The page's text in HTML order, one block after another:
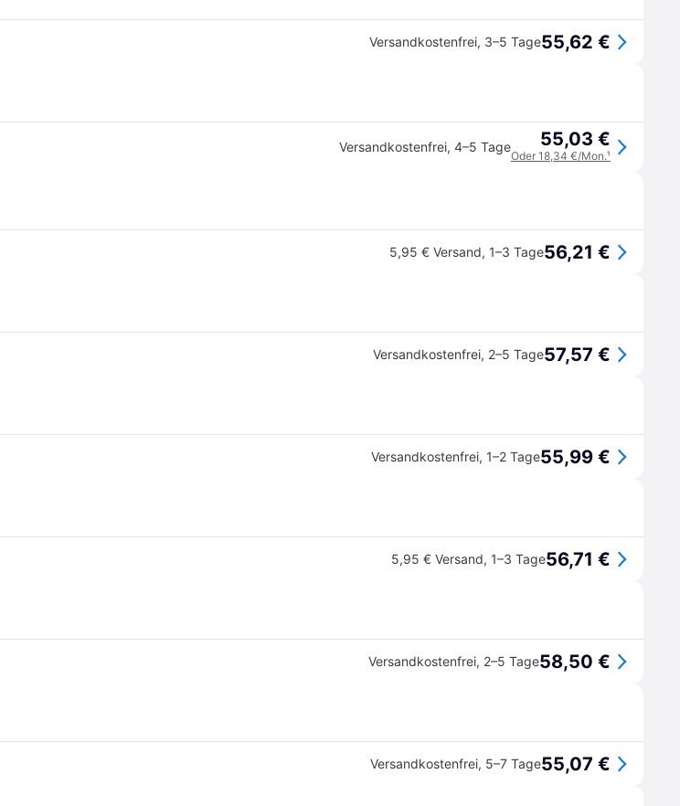
Versandkostenfrei, 3–5 Tage55,62 €
Versandkostenfrei, 4–5 Tage 55,03 €
Oder 18,34 €/Mon.¹
5,95 € Versand, 1–3 Tage56,21 €
Versandkostenfrei, 2–5 Tage57,57 €
Versandkostenfrei, 1–2 Tage55,99 €
5,95 € Versand, 1–3 Tage56,71 €
Versandkostenfrei, 2–5 Tage58,50 €
Versandkostenfrei, 5–7 Tage55,07 €